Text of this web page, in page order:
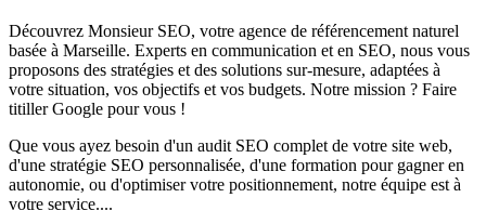
Découvrez Monsieur SEO, votre agence de référencement naturel
basée à Marseille. Experts en communication et en SEO, nous vous
proposons des stratégies et des solutions sur-mesure, adaptées à
votre situation, vos objectifs et vos budgets. Notre mission ? Faire
titiller Google pour vous !
Que vous ayez besoin d'un audit SEO complet de votre site web,
d'une stratégie SEO personnalisée, d'une formation pour gagner en
autonomie, ou d'optimiser votre positionnement, notre équipe est à
votre service....